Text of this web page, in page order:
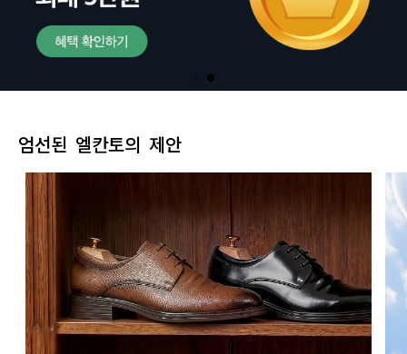
엄선된 엘칸토의 제안